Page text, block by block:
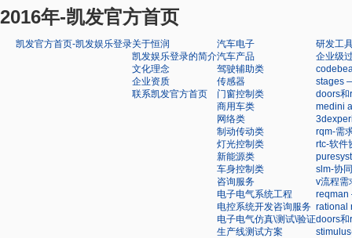
2016年-凯发官方首页
凯发官方首页-凯发娱乐登录关于恒润
凯发娱乐登录的简介
文化理念
企业资质
联系凯发官方首页
汽车电子
汽车产品
驾驶辅助类
传感器
门窗控制类
商用车类
网络类
制动传动类
灯光控制类
新能源类
车身控制类
咨询服务
电子电气系统工程
电控系统开发咨询服务
电子电气仿真\测试\验证
生产线测试方案
研发工
企业级
stages
doors
medini
rqm-需
rtc-软件
slm-协
v流程需
reqman
rational
doors和